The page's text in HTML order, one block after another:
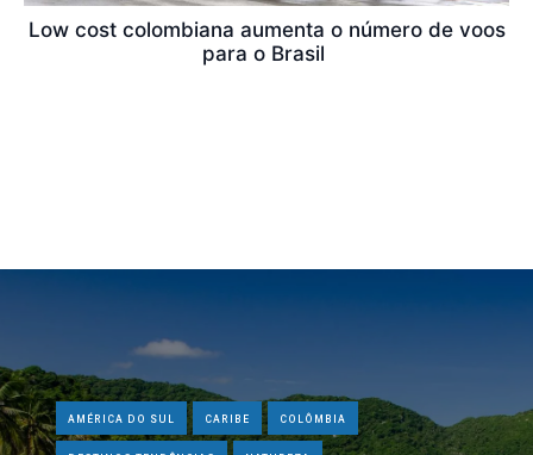
Low cost colombiana aumenta o número de voos
para o Brasil
AMÉRICA DO SUL CARIBE COLÔMBIA